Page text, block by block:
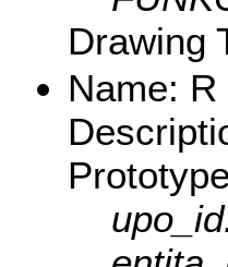
Drawing
Name: